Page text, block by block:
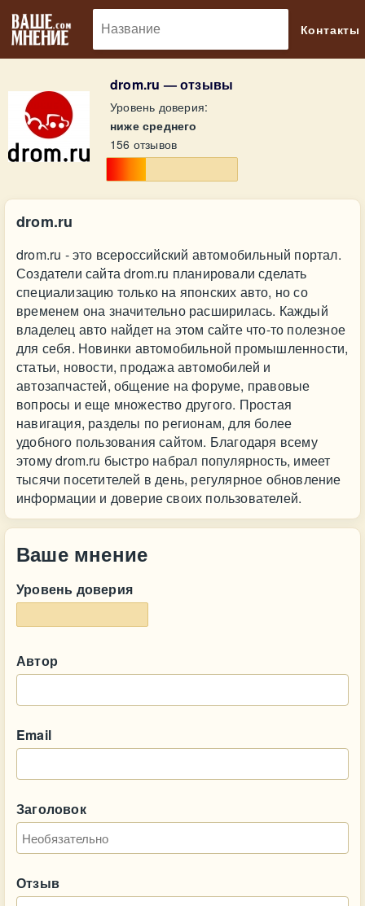
Контакты
drom.ru — отзывы
Уровень доверия:
ниже среднего
156 отзывов
drom.ru
drom.ru - это всероссийский автомобильный портал.
Создатели сайта drom.ru планировали сделать
специализацию только на японских авто, но со
временем она значительно расширилась. Каждый
владелец авто найдет на этом сайте что-то полезное
для себя. Новинки автомобильной промышленности,
статьи, новости, продажа автомобилей и
автозапчастей, общение на форуме, правовые
вопросы и еще множество другого. Простая
навигация, разделы по регионам, для более
удобного пользования сайтом. Благодаря всему
этому drom.ru быстро набрал популярность, имеет
тысячи посетителей в день, регулярное обновление
информации и доверие своих пользователей.
Ваше мнение
Уровень доверия
Автор
Email
Заголовок
Отзыв